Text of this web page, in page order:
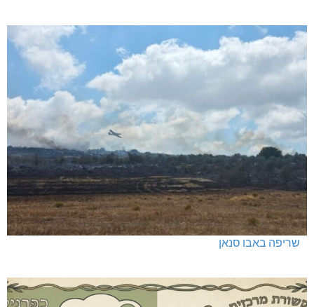
כפר ורדים: סברס למען הדמוקרטיה
שריפה באבו סנאן